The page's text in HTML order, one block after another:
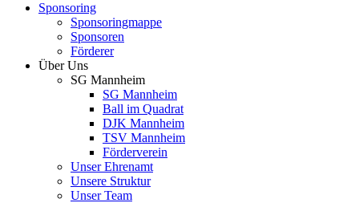
Sponsoring
Sponsoringmappe
Sponsoren
Förderer
Über Uns
SG Mannheim
SG Mannheim
Ball im Quadrat
DJK Mannheim
TSV Mannheim
Förderverein
Unser Ehrenamt
Unsere Struktur
Unser Team